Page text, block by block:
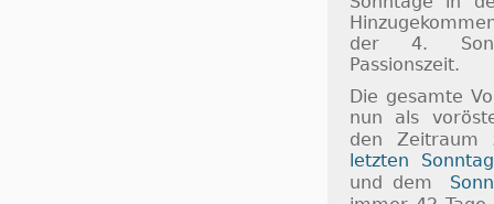
der 4.
Passionszeit.
Die gesamte
nun als
den Zeitraum
letzten
und dem